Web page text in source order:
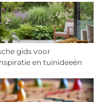
gids voor
en tuinideeën